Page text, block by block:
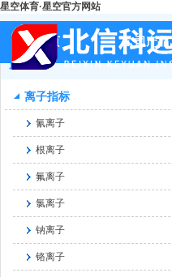
星空体育·星空官方网站
首页 公司产品
首页 >> 产品 >> 离子指标 >>
产品
离子指标
氰离子
根离子
氟离子
氯离子
钠离子
铬离子